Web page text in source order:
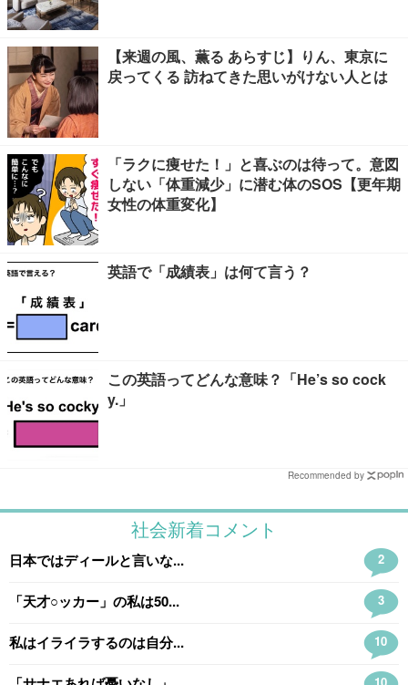
【来週の風、薫る あらすじ】りん、東京に
戻ってくる 訪ねてきた思いがけない人とは
「ラクに痩せた！」と喜ぶのは待って。意図
しない「体重減少」に潜む体のSOS【更年期
女性の体重変化】
英語で「成績表」は何て言う？
この英語ってどんな意味？「He’s so cock
y.」
Recommended by